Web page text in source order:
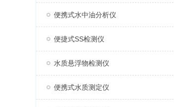
便携式水中油分析仪
便捷式SS检测仪
水质悬浮物检测仪
便携式水质测定仪